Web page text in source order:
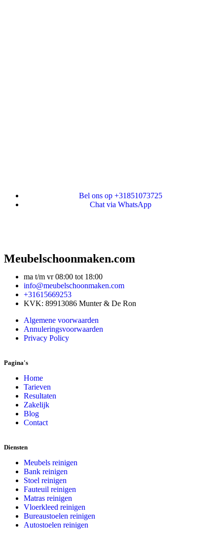
Bel ons op +31851073725
Chat via WhatsApp
Meubelschoonmaken.com
ma t/m vr 08:00 tot 18:00
info@meubelschoonmaken.com
+31615669253
KVK: 89913086 Munter & De Ron
Algemene voorwaarden
Annuleringsvoorwaarden
Privacy Policy
Pagina's
Home
Tarieven
Resultaten
Zakelijk
Blog
Contact
Diensten
Meubels reinigen
Bank reinigen
Stoel reinigen
Fauteuil reinigen
Matras reinigen
Vloerkleed reinigen
Bureaustoelen reinigen
Autostoelen reinigen